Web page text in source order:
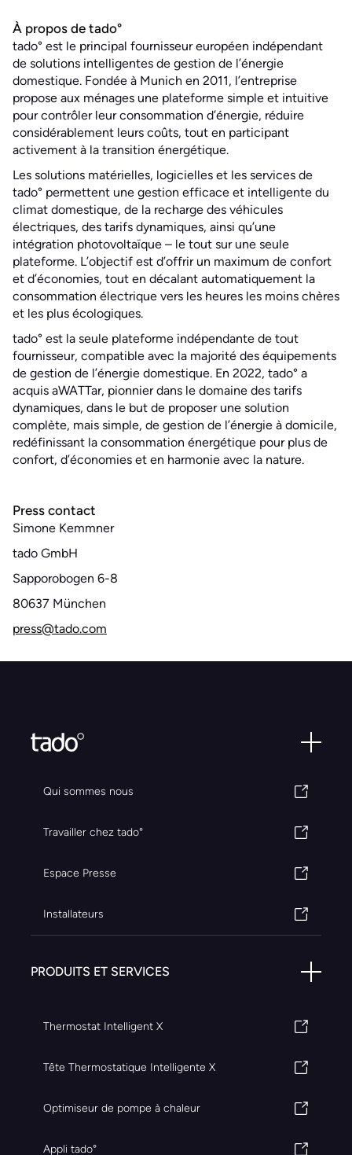
À propos de tado°
tado° est le principal fournisseur européen indépendant
de solutions intelligentes de gestion de l’énergie
domestique. Fondée à Munich en 2011, l’entreprise
propose aux ménages une plateforme simple et intuitive
pour contrôler leur consommation d’énergie, réduire
considérablement leurs coûts, tout en participant
activement à la transition énergétique.
Les solutions matérielles, logicielles et les services de
tado° permettent une gestion efficace et intelligente du
climat domestique, de la recharge des véhicules
électriques, des tarifs dynamiques, ainsi qu’une
intégration photovoltaïque – le tout sur une seule
plateforme. L’objectif est d’offrir un maximum de confort
et d’économies, tout en décalant automatiquement la
consommation électrique vers les heures les moins chères
et les plus écologiques.
tado° est la seule plateforme indépendante de tout
fournisseur, compatible avec la majorité des équipements
de gestion de l’énergie domestique. En 2022, tado° a
acquis aWATTar, pionnier dans le domaine des tarifs
dynamiques, dans le but de proposer une solution
complète, mais simple, de gestion de l’énergie à domicile,
redéfinissant la consommation énergétique pour plus de
confort, d’économies et en harmonie avec la nature.
Press contact
Simone Kemmner
tado GmbH
Sapporobogen 6-8
80637 München
press@tado.com
Qui sommes nous
Travailler chez tado°
Espace Presse
Installateurs
PRODUITS ET SERVICES
Thermostat Intelligent X
Tête Thermostatique Intelligente X
Optimiseur de pompe à chaleur
Appli tado°